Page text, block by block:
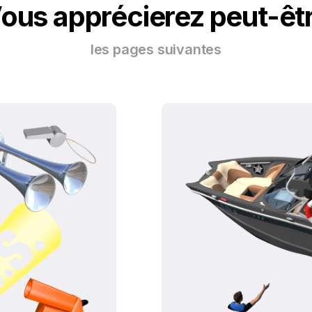
apprécierez peut-
les pages suivantes